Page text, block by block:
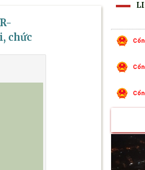
chức